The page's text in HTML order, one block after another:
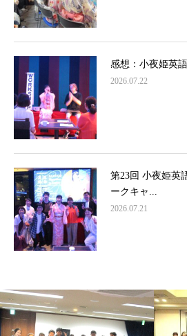
感想：小夜姫英
2026.07.22
第23回 小夜姫英
ークキャ...
2026.07.21